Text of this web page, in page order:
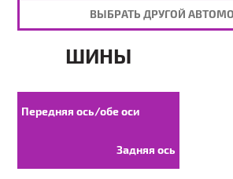
ВЫБРАТЬ ДРУГОЙ
ШИНЫ
Передняя ось/обе оси
Задняя ось